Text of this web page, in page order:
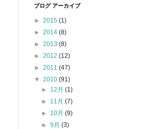
ブログ アーカイブ
► 2015 (1)
► 2014 (8)
► 2013 (8)
► 2012 (12)
► 2011 (47)
▼ 2010 (91)
► 12月(1)
► 11月(7)
► 10月(9)
►9月(3)